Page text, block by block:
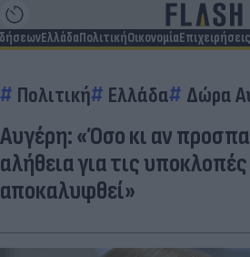
ΕλλάδαΠολιτικήΟικονομίαΕπιχειρήσεις
Πολιτική Ελλάδα Δώρα
Αυγέρη: «Όσο κι αν
αλήθεια για τις
αποκαλυφθεί»